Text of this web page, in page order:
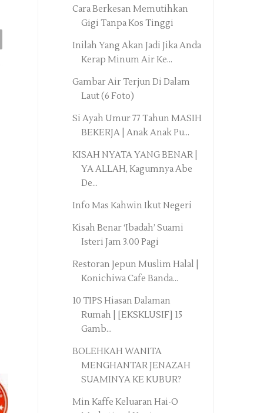
Cara Berkesan Memutihkan
Gigi Tanpa Kos Tinggi
Inilah Yang Akan Jadi Jika Anda
Kerap Minum Air Ke...
Gambar Air Terjun Di Dalam
Laut (6 Foto)
Si Ayah Umur 77 Tahun MASIH
BEKERJA | Anak Anak Pu...
KISAH NYATA YANG BENAR |
YA ALLAH, Kagumnya Abe
De...
Info Mas Kahwin Ikut Negeri
Kisah Benar ‘Ibadah’ Suami
Isteri Jam 3.00 Pagi
Restoran Jepun Muslim Halal |
Konichiwa Cafe Banda...
10 TIPS Hiasan Dalaman
Rumah | [EKSKLUSIF] 15
Gamb...
BOLEHKAH WANITA
MENGHANTAR JENAZAH
SUAMINYA KE KUBUR?
Min Kaffe Keluaran Hai-O